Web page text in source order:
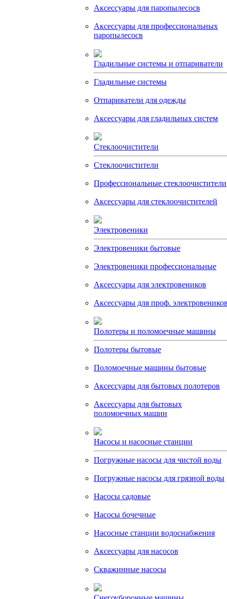
Аксессуары для паропылесосв
Аксессуары для профессиональных
паропылесосв
Гладильные системы и отпариватели
Гладильные системы
Отпариватели для одежды
Аксессуары для гладильных систем
Стеклоочистители
Стеклоочистители
Профессиональные стеклоочистители
Аксессуары для стеклоочистителей
Электровеники
Электровеники бытовые
Электровеники профессиональные
Аксессуары для электровеников
Аксессуары для проф.
Полотеры и поломоечные машины
Полотеры бытовые
Поломоечные машины бытовые
Аксессуары для бытовых полотеров
Аксессуары для бытовых
поломоечных машин
Насосы и насосные станции
Погружные насосы для чистой воды
Погружные насосы для грязной воды
Насосы садовые
Насосы бочечные
Насосные станции водоснабжения
Аксессуары для насосов
Скважинные насосы